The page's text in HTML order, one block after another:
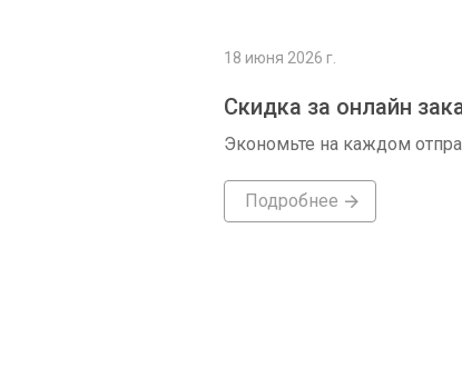
18 июня 2026 г.
Скидка за онлайн
Экономьте на каждом
Подробнее